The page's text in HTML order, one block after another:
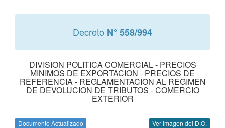
Decreto N° 558/994
DIVISION POLITICA COMERCIAL - PRECIOS
MINIMOS DE EXPORTACION - PRECIOS DE
REFERENCIA - REGLAMENTACION AL REGIMEN
DE DEVOLUCION DE TRIBUTOS - COMERCIO
EXTERIOR
Documento Actualizado Ver Imagen del D.O.